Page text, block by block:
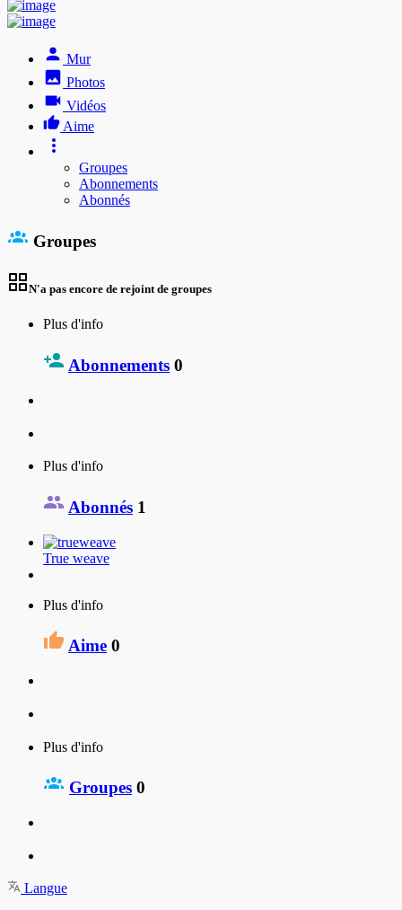
Mur
Photos
Vidéos
Aime
Groupes
Abonnements
Abonnés
Groupes
N'a pas encore de rejoint de groupes
Plus d'info
Abonnements 0
Plus d'info
Abonnés 1
True weave
Plus d'info
Aime 0
Plus d'info
Groupes 0
Langue